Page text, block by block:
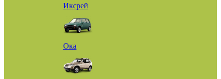
Иксрей
Ока